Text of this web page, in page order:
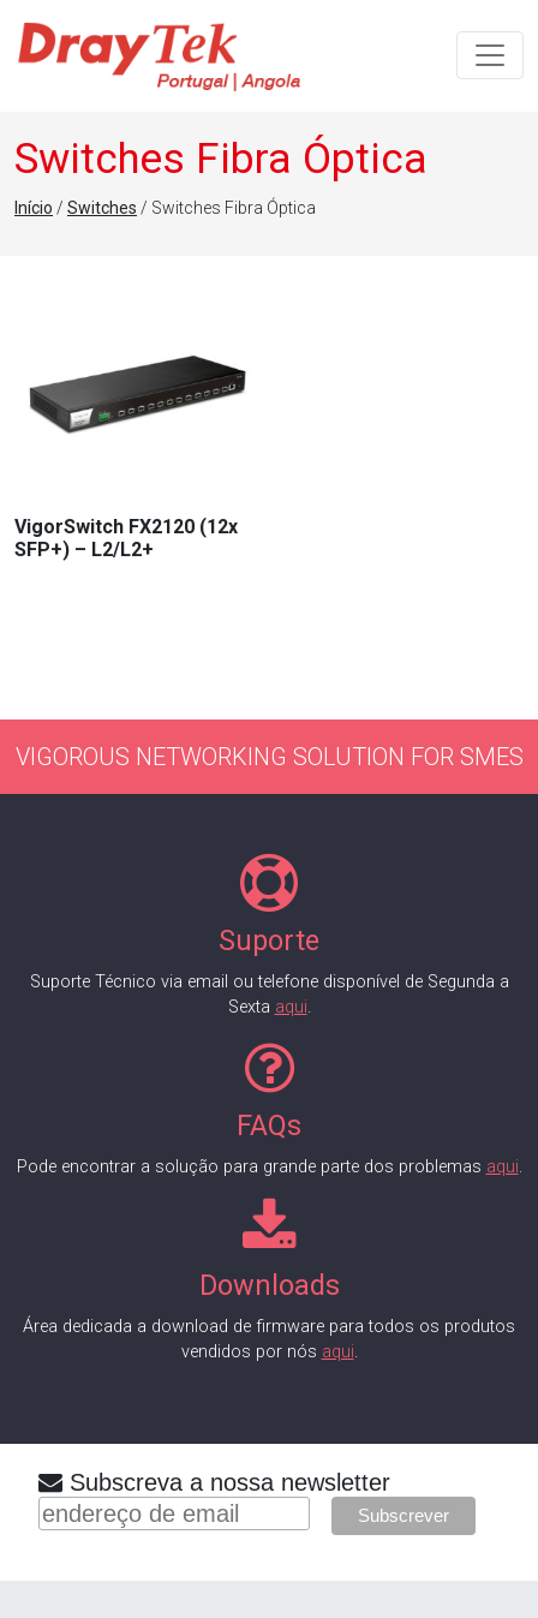
Navegação principal
Switches Fibra Óptica
Início / Switches / Switches Fibra Óptica
VigorSwitch FX2120 (12x
SFP+) – L2/L2+
VIGOROUS NETWORKING SOLUTION FOR SMES
Suporte
Suporte Técnico via email ou telefone disponível de Segunda a
Sexta aqui.
FAQs
Pode encontrar a solução para grande parte dos problemas aqui.
Downloads
Área dedicada a download de firmware para todos os produtos
vendidos por nós aqui.
Subscreva a nossa newsletter